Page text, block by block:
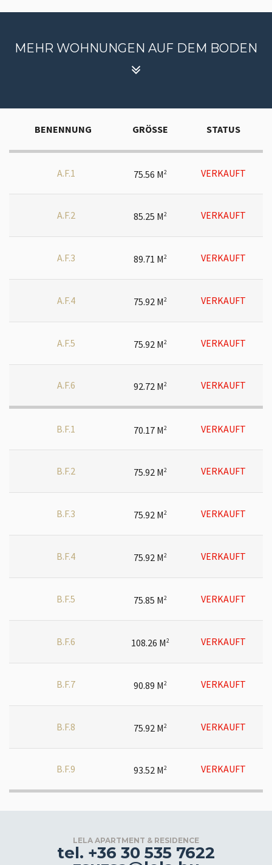
MEHR WOHNUNGEN AUF DEM BODEN
BENENNUNG GRÖSSE STATUS
A.F.1 75.56 M2 VERKAUFT
A.F.2 85.25 M2 VERKAUFT
A.F.3 89.71 M2 VERKAUFT
A.F.4 75.92 M2 VERKAUFT
A.F.5 75.92 M2 VERKAUFT
A.F.6 92.72 M2 VERKAUFT
B.F.1 70.17 M2 VERKAUFT
B.F.2 75.92 M2 VERKAUFT
B.F.3 75.92 M2 VERKAUFT
B.F.4 75.92 M2 VERKAUFT
B.F.5 75.85 M2 VERKAUFT
B.F.6 108.26 M2 VERKAUFT
B.F.7 90.89 M2 VERKAUFT
B.F.8 75.92 M2 VERKAUFT
B.F.9 93.52 M2 VERKAUFT
LELA APARTMENT & RESIDENCE
tel. +36 30 535 7622